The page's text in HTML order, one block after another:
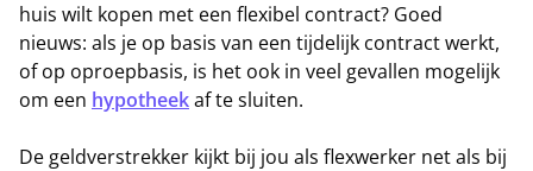
huis wilt kopen met een flexibel contract? Goed
nieuws: als je op basis van een tijdelijk contract werkt,
of op oproepbasis, is het ook in veel gevallen mogelijk
om een hypotheekaf te sluiten.
De geldverstrekker kijkt bij jou als flexwerker net als bij